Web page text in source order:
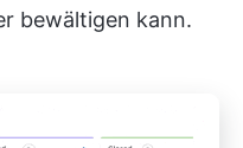
bewältigen kann.